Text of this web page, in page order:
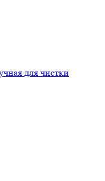
для чистки